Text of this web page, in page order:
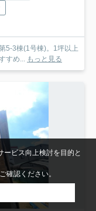
5-3棟(1号棟)。1坪以上
すめ...
もっと見る
ービス向上検討を目的と
確認ください。